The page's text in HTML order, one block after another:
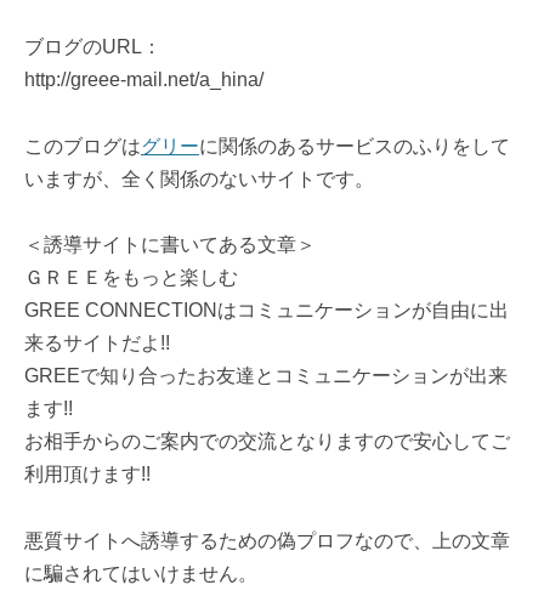
ブログのURL：
http://greee-mail.net/a_hina/
このブログはグリーに関係のあるサービスのふりをして
いますが、全く関係のないサイトです。
＜誘導サイトに書いてある文章＞
ＧＲＥＥをもっと楽しむ
GREE CONNECTIONはコミュニケーションが自由に出
来るサイトだよ!!
GREEで知り合ったお友達とコミュニケーションが出来
ます!!
お相手からのご案内での交流となりますので安心してご
利用頂けます!!
悪質サイトへ誘導するための偽プロフなので、上の文章
に騙されてはいけません。